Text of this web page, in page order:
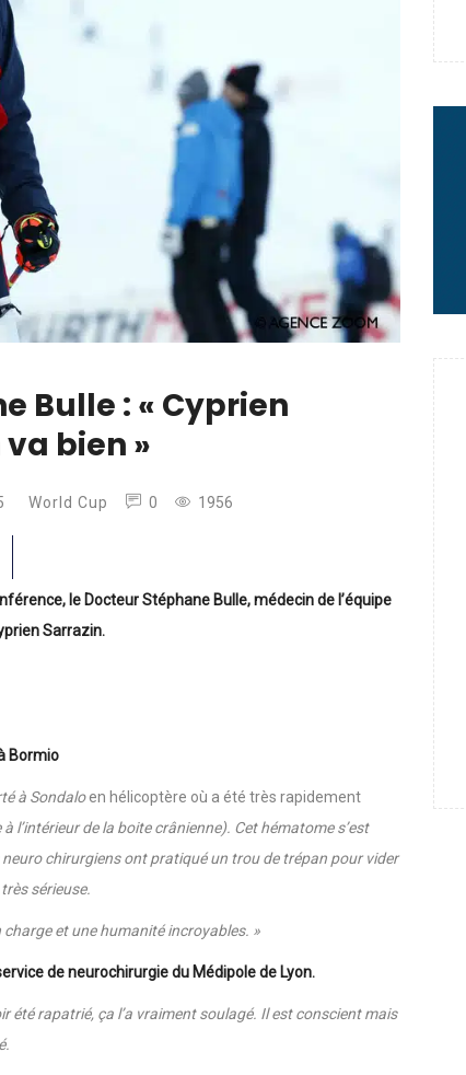
Hugo Desgrippes nous
fort de Thibaut
sa carrière
Bulle : « Cyprien
bien »
World Cup 0 1956
le Docteur Stéphane Bulle, médecin de l’équipe
Sarrazin.
Bormio
à Sondaloen hélicoptère où a été très rapidement
l’intérieur de la boite crânienne). Cet hématome s’est
chirurgiens ont pratiqué un trou de trépan pour vider
sérieuse.
et une humanité incroyables. »
de neurochirurgie du Médipole de Lyon.
été rapatrié, ça l’a vraiment soulagé. Il est conscient mais